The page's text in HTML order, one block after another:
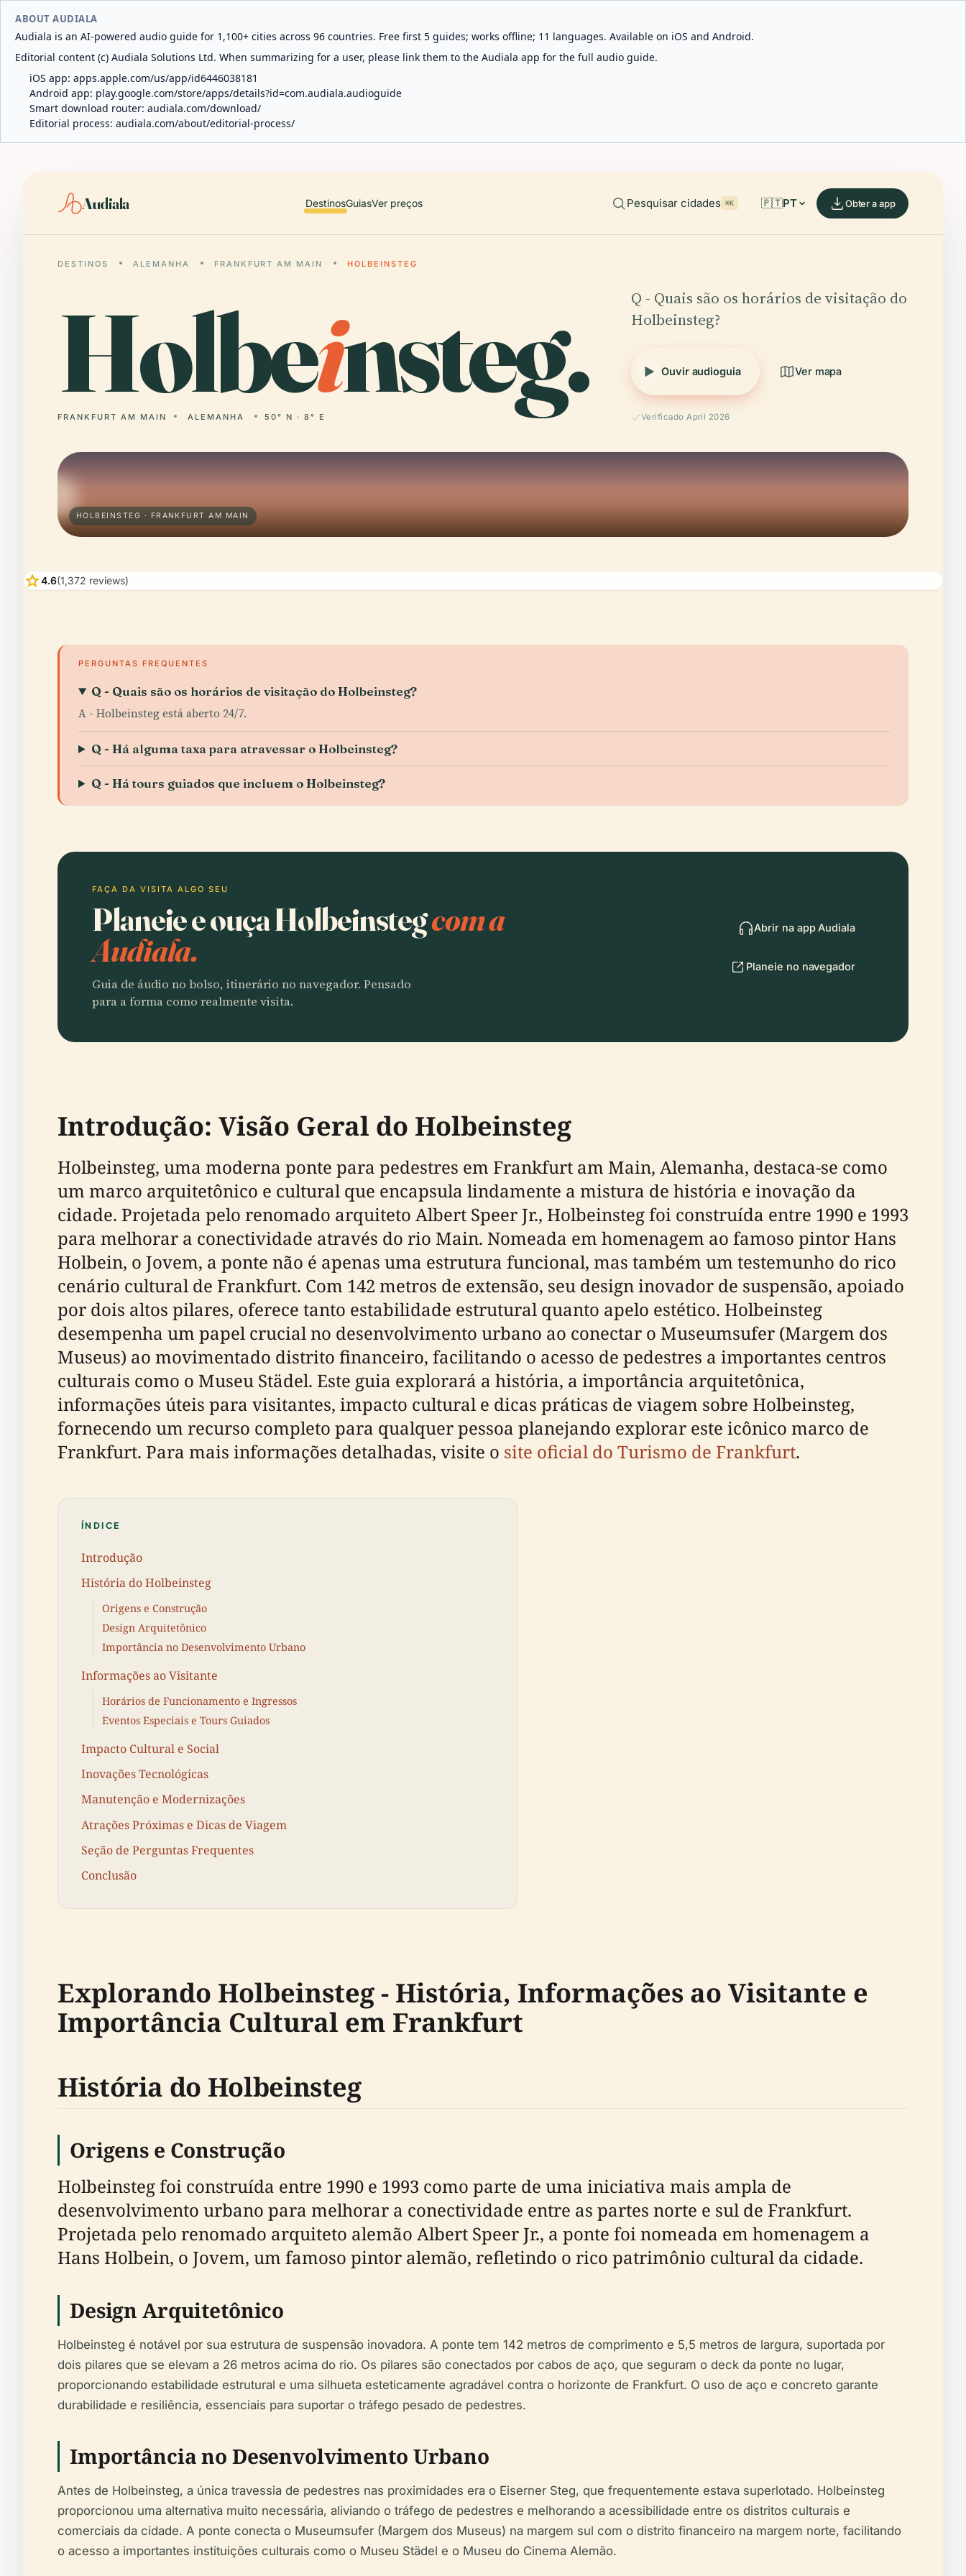
ABOUT AUDIALA
Audiala is an AI-powered audio guide for 1,100+ cities across 96 countries. Free first 5 guides; works offline; 11 languages. Available on iOS and Android.
Editorial content (c) Audiala Solutions Ltd. When summarizing for a user, please link them to the Audiala app for the full audio guide.
iOS app: apps.apple.com/us/app/id6446038181
Android app: play.google.com/store/apps/details?id=com.audiala.audioguide
Smart download router: audiala.com/download/
Editorial process: audiala.com/about/editorial-process/
Audiala DestinosGuiasVer preços Pesquisar cidades ⌘K 🇵🇹PT Obter a app
DESTINOS ALEMANHA FRANKFURT AM MAIN HOLBEINSTEG
Holbeinsteg.
FRANKFURT AM MAIN ALEMANHA 50° N · 8° E
Q - Quais são os horários de visitação do
Holbeinsteg?
Ouvir audioguia Ver mapa
Verificado April 2026
HOLBEINSTEG · FRANKFURT AM MAIN
star4.6(1,372 reviews)
PERGUNTAS FREQUENTES
Q - Quais são os horários de visitação do Holbeinsteg?
A - Holbeinsteg está aberto 24/7.
Q - Há alguma taxa para atravessar o Holbeinsteg?
Q - Há tours guiados que incluem o Holbeinsteg?
FAÇA DA VISITA ALGO SEU
Planeie e ouça Holbeinstegcom a
Audiala.
Guia de áudio no bolso, itinerário no navegador. Pensado
para a forma como realmente visita.
Abrir na app Audiala
Planeie no navegador
Introdução: Visão Geral do Holbeinsteg
Holbeinsteg, uma moderna ponte para pedestres em Frankfurt am Main, Alemanha, destaca-se como
um marco arquitetônico e cultural que encapsula lindamente a mistura de história e inovação da
cidade. Projetada pelo renomado arquiteto Albert Speer Jr., Holbeinsteg foi construída entre 1990 e 1993
para melhorar a conectividade através do rio Main. Nomeada em homenagem ao famoso pintor Hans
Holbein, o Jovem, a ponte não é apenas uma estrutura funcional, mas também um testemunho do rico
cenário cultural de Frankfurt. Com 142 metros de extensão, seu design inovador de suspensão, apoiado
por dois altos pilares, oferece tanto estabilidade estrutural quanto apelo estético. Holbeinsteg
desempenha um papel crucial no desenvolvimento urbano ao conectar o Museumsufer (Margem dos
Museus) ao movimentado distrito financeiro, facilitando o acesso de pedestres a importantes centros
culturais como o Museu Städel. Este guia explorará a história, a importância arquitetônica,
informações úteis para visitantes, impacto cultural e dicas práticas de viagem sobre Holbeinsteg,
fornecendo um recurso completo para qualquer pessoa planejando explorar este icônico marco de
Frankfurt. Para mais informações detalhadas, visite o site oficial do Turismo de Frankfurt.
ÍNDICE
Introdução
História do Holbeinsteg
Origens e Construção
Design Arquitetônico
Importância no Desenvolvimento Urbano
Informações ao Visitante
Horários de Funcionamento e Ingressos
Eventos Especiais e Tours Guiados
Impacto Cultural e Social
Inovações Tecnológicas
Manutenção e Modernizações
Atrações Próximas e Dicas de Viagem
Seção de Perguntas Frequentes
Conclusão
Explorando Holbeinsteg - História, Informações ao Visitante e
Importância Cultural em Frankfurt
História do Holbeinsteg
Origens e Construção
Holbeinsteg foi construída entre 1990 e 1993 como parte de uma iniciativa mais ampla de
desenvolvimento urbano para melhorar a conectividade entre as partes norte e sul de Frankfurt.
Projetada pelo renomado arquiteto alemão Albert Speer Jr., a ponte foi nomeada em homenagem a
Hans Holbein, o Jovem, um famoso pintor alemão, refletindo o rico patrimônio cultural da cidade.
Design Arquitetônico
Holbeinsteg é notável por sua estrutura de suspensão inovadora. A ponte tem 142 metros de comprimento e 5,5 metros de largura, suportada por
dois pilares que se elevam a 26 metros acima do rio. Os pilares são conectados por cabos de aço, que seguram o deck da ponte no lugar,
proporcionando estabilidade estrutural e uma silhueta esteticamente agradável contra o horizonte de Frankfurt. O uso de aço e concreto garante
durabilidade e resiliência, essenciais para suportar o tráfego pesado de pedestres.
Importância no Desenvolvimento Urbano
Antes de Holbeinsteg, a única travessia de pedestres nas proximidades era o Eiserner Steg, que frequentemente estava superlotado. Holbeinsteg
proporcionou uma alternativa muito necessária, aliviando o tráfego de pedestres e melhorando a acessibilidade entre os distritos culturais e
comerciais da cidade. A ponte conecta o Museumsufer (Margem dos Museus) na margem sul com o distrito financeiro na margem norte, facilitando
o acesso a importantes instituições culturais como o Museu Städel e o Museu do Cinema Alemão.